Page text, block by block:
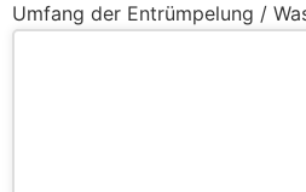
Umfang der Entrümpelung /